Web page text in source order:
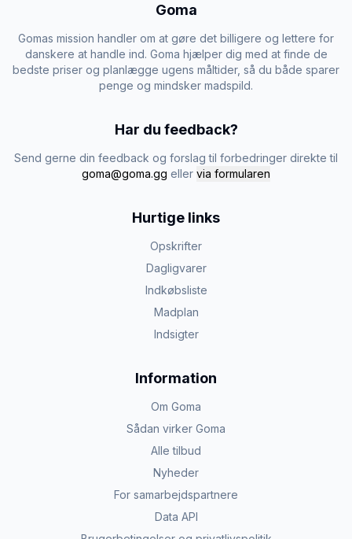
Goma
Gomas mission handler om at gøre det billigere og lettere for
danskere at handle ind. Goma hjælper dig med at finde de
bedste priser og planlægge ugens måltider, så du både sparer
penge og mindsker madspild.
Har du feedback?
Send gerne din feedback og forslag til forbedringer direkte til
goma@goma.gg eller via formularen
Hurtige links
Opskrifter
Dagligvarer
Indkøbsliste
Madplan
Indsigter
Information
Om Goma
Sådan virker Goma
Alle tilbud
Nyheder
For samarbejdspartnere
Data API